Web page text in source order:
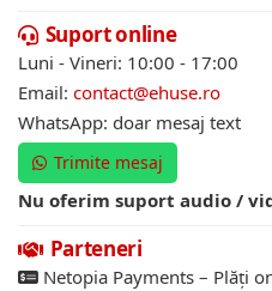
Suport online
Luni - Vineri: 10:00 - 17:00
Email: contact@ehuse.ro
WhatsApp: doar mesaj text
Trimite mesaj
Nu oferim suport audio /
Parteneri
Netopia Payments – Plăți